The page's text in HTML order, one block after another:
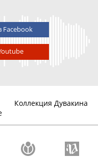
Facebook
Коллекция Дувакина